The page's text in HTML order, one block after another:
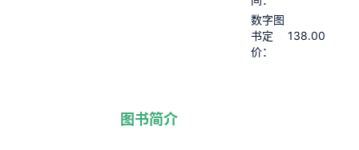
数字图
书定
价：
138.00
图书简介